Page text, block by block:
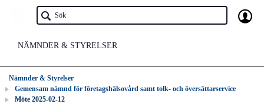
NÄMNDER & STYRELSER
Nämnder & Styrelser
Gemensam nämnd för företagshälsovård samt tolk- och översättarservice
Möte 2025-02-12